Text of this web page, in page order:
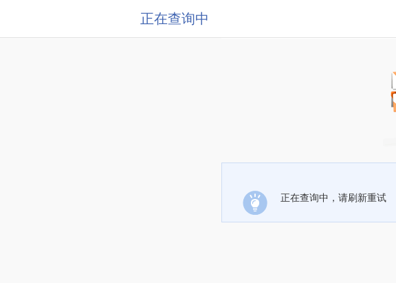
正在查询中
正在查询中，请刷新重试